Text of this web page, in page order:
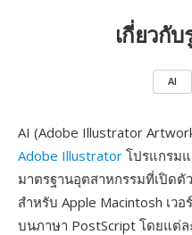
เกี่ยวกั
AI
AI (Adobe Illustrator
Adobe Illustrator โปรแกรม
มาตรฐานอุตสาหกรรมที่เปิดตั
สำหรับ Apple Macintosh เว
บนภาษา PostScript โดยแต่